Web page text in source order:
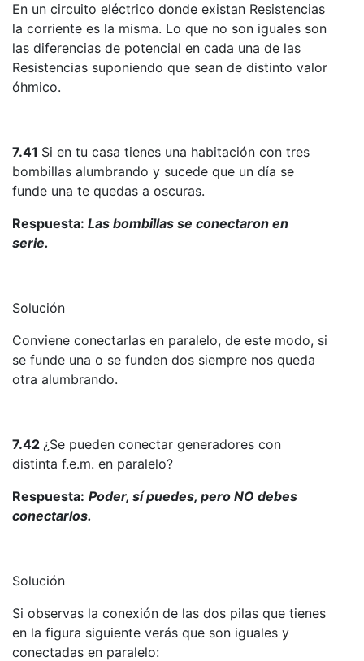
En un circuito eléctrico donde existan Resistencias
la corriente es la misma. Lo que no son iguales son
las diferencias de potencial en cada una de las
Resistencias suponiendo que sean de distinto valor
óhmico.
7.41 Si en tu casa tienes una habitación con tres
bombillas alumbrando y sucede que un día se
funde una te quedas a oscuras.
Respuesta: Las bombillas se conectaron en
serie.
Solución
Conviene conectarlas en paralelo, de este modo, si
se funde una o se funden dos siempre nos queda
otra alumbrando.
7.42 ¿Se pueden conectar generadores con
distinta f.e.m. en paralelo?
Respuesta: Poder, sí puedes, pero NO debes
conectarlos.
Solución
Si observas la conexión de las dos pilas que tienes
en la figura siguiente verás que son iguales y
conectadas en paralelo: